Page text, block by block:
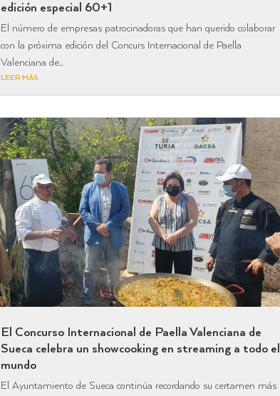
edición especial 60+1
El número de empresas patrocinadoras que han querido colaborar
con la próxima edición del Concurs Internacional de Paella
Valenciana de...
LEER MÁS
El Concurso Internacional de Paella Valenciana de
Sueca celebra un showcooking en streaming a todo el
mundo
El Ayuntamiento de Sueca continúa recordando su certamen más